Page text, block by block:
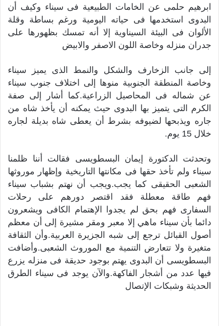
ابرهيم حلمى عن الخامات الطبيعية فى سيناء وكيف أن
البدوى استخدمها فى حياته اليومية ورغم بساطة وقلة
الألوان فى البيئة السيناوية إلا أنه تمسك بظهورها على
جدران منزله وخاصة اللون الاصفر والابيض
إلى جانب الزخارف والشكل والنمط الذى يميز سيناء
وخاصة المنطقة الجنوبية منوها إلى اختلاف جنوب سيناء
عن شماله فى المحاصيل الزراعية.كما أشار إلى صفة
الكرم التى يتميز بها البدوى حيث يمكنه أن يأخذ شاه من
جاره ويذبحها لضيوفه بشرط أن يعطى شاه بديلة لجاره
خلال 15 يوم.
وتحدثت الدكتورة إيمان البسطويسى فقالت أننا ظلمنا
سيناء ولم تأخذ حقها فى مكانتها التاريخية وإظهار موروثها
الشعبى الحقيقى كما يجب.ويجب أن نهتم بشباب سيناء
فهم طاقة معطلة فقد اقتصر دورهم على رحلات
السفارى فهم بحق لم يجدوا الإهتمام الكافى ويشعرون
دائما بأن سيناء ماهي إلا معبر ومقر مشيرة إلى أن معظم
أصول القبائل ترجع إلى شبه الجزيرة العربية.وأن الثقافة
متغيرة ولا تتعارض التنمية مع الموروث الشعبى.وأضافت
البسطويسى أن البدوى يهتم بوجود حديقة فى منزله يزرع
فيها عدد من أشجار الفاكهة.والآن يوجد فى سيناء الطرق
الحديثة وشبكات الإتصال